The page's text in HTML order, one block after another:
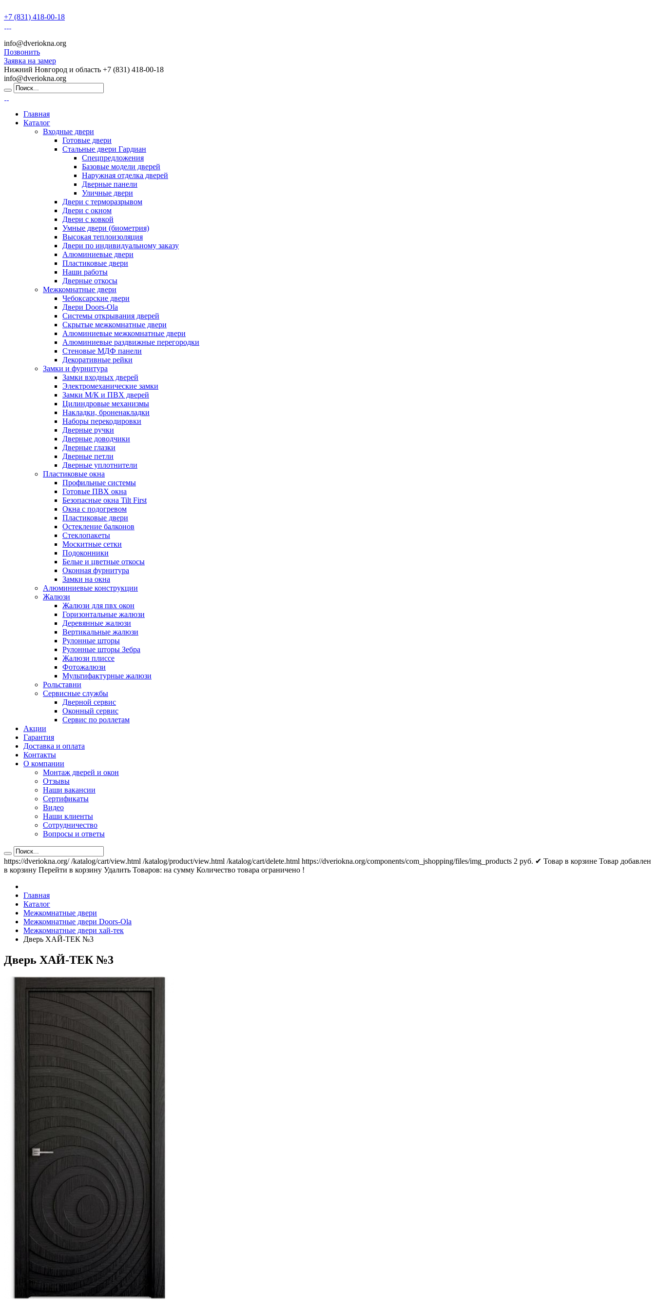
+7 (831) 418-00-18
info@dveriokna.org
Позвонить
Заявка на замер
Нижний Новгород и область +7 (831) 418-00-18
info@dveriokna.org
Главная
Каталог
Входные двери
Готовые двери
Стальные двери Гардиан
Спецпредложения
Базовые модели дверей
Наружная отделка дверей
Дверные панели
Уличные двери
Двери с терморазрывом
Двери с окном
Двери с ковкой
Умные двери (биометрия)
Высокая теплоизоляция
Двери по индивидуальному заказу
Алюминиевые двери
Пластиковые двери
Наши работы
Дверные откосы
Межкомнатные двери
Чебоксарские двери
Двери Doors-Ola
Системы открывания дверей
Скрытые межкомнатные двери
Алюминиевые межкомнатные двери
Алюминиевые раздвижные перегородки
Стеновые МДФ панели
Декоративные рейки
Замки и фурнитура
Замки входных дверей
Электромеханические замки
Замки М/К и ПВХ дверей
Цилиндровые механизмы
Накладки, броненакладки
Наборы перекодировки
Дверные ручки
Дверные доводчики
Дверные глазки
Дверные петли
Дверные уплотнители
Пластиковые окна
Профильные системы
Готовые ПВХ окна
Безопасные окна Tilt First
Окна с подогревом
Пластиковые двери
Остекление балконов
Стеклопакеты
Москитные сетки
Подоконники
Белые и цветные откосы
Оконная фурнитура
Замки на окна
Алюминиевые конструкции
Жалюзи
Жалюзи для пвх окон
Горизонтальные жалюзи
Деревянные жалюзи
Вертикальные жалюзи
Рулонные шторы
Рулонные шторы Зебра
Жалюзи плиссе
Фотожалюзи
Мультифактурные жалюзи
Рольставни
Сервисные службы
Дверной сервис
Оконный сервис
Сервис по роллетам
Акции
Гарантия
Доставка и оплата
Контакты
О компании
Монтаж дверей и окон
Отзывы
Наши вакансии
Сертификаты
Видео
Наши клиенты
Сотрудничество
Вопросы и ответы
https://dveriokna.org/ /katalog/cart/view.html /katalog/product/view.html /katalog/cart/delete.html https://dveriokna.org/components/com_jshopping/files/img_products 2 руб. ✔ Товар в корзине Товар добавлен
в корзину Перейти в корзину Удалить Товаров: на сумму Количество товара ограничено !
Главная
Каталог
Межкомнатные двери
Межкомнатные двери Doors-Ola
Межкомнатные двери хай-тек
Дверь ХАЙ-ТЕК №3
Дверь ХАЙ-ТЕК №3